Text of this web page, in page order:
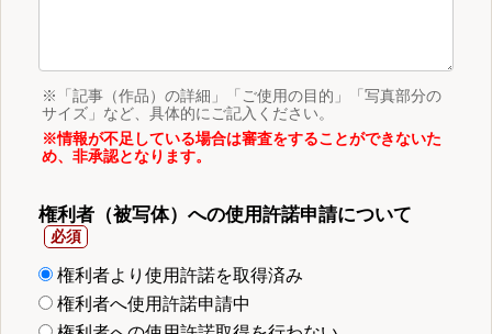
※「記事（作品）の詳細」「ご使用の目的」「写真部分の
サイズ」など、具体的にご記入ください。
※情報が不足している場合は審査をすることができないた
め、非承認となります。
権利者（被写体）への使用許諾申請について
権利者より使用許諾を取得済み
権利者へ使用許諾申請中